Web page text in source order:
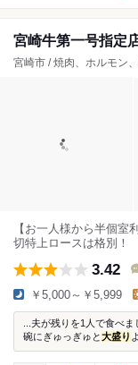
宮崎牛第一号指定
宮崎市 / 焼肉、ホルモン
【お一人様から半個
切特上ロースは格別！
3.42
￥5,000～￥5,999
...夫が残りを1人で食べ
碗にぎゅっぎゅと大盛り